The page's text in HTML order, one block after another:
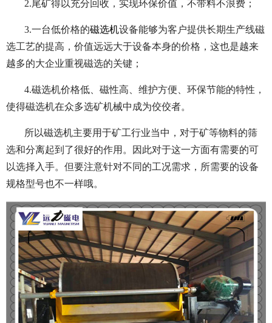
2.尾矿得以充分回收，实现环保价值，不带料不浪费；
3.一台低价格的磁选机设备能够为客户提供长期生产线磁
选工艺的提高，价值远远大于设备本身的价格，这也是越来
越多的大企业重视磁选的关键；
4.磁选机价格低、磁性高、维护方便、环保节能的特性，
使得磁选机在众多选矿机械中成为佼佼者。
所以磁选机主要用于矿工行业当中，对于矿等物料的筛
选和分离起到了很好的作用。因此对于这一方面有需要的可
以选择入手。但要注意针对不同的工况需求，所需要的设备
规格型号也不一样哦。